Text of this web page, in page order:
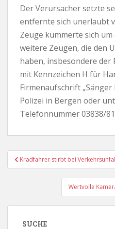
Der Verursacher setzte
entfernte sich unerlaubt
Zeuge kümmerte sich um
weitere Zeugen, die den
haben, insbesondere der
mit Kennzeichen H für
Firmenaufschrift „Sänger
Polizei in Bergen oder
Telefonnummer 03838/
Kradfahrer stirbt bei
Wertvolle
SUCHE